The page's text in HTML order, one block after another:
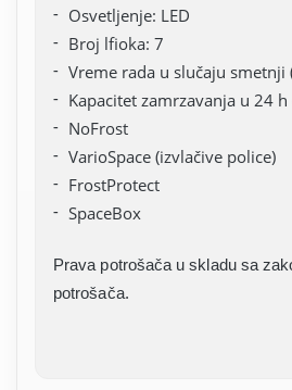
Osvetljenje: LED
Broj lfioka: 7
Vreme rada u slučaju smetnji
Kapacitet zamrzavanja u 24 h
NoFrost
VarioSpace (izvlačive police)
FrostProtect
SpaceBox
Prava potrošača u skladu sa
potrošača.